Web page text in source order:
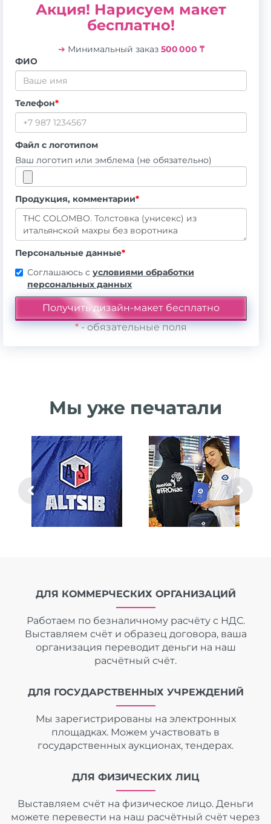
Акция! Нарисуем макет
бесплатно!
➔ Минимальный заказ 500 000 ₸
ФИО
Телефон*
Файл с логотипом
Ваш логотип или эмблема (не обязательно)
Продукция, комментарии*
Персональные данные*
Соглашаюсь с условиями обработки
персональных данных
*- обязательные поля
Мы уже печатали
ДЛЯ КОММЕРЧЕСКИХ ОРГАНИЗАЦИЙ
Работаем по безналичному расчёту с НДС.
Выставляем счёт и образец договора, ваша
организация переводит деньги на наш
расчётный счёт.
ДЛЯ ГОСУДАРСТВЕННЫХ УЧРЕЖДЕНИЙ
Мы зарегистрированы на электронных
площадках. Можем участвовать в
государственных аукционах, тендерах.
ДЛЯ ФИЗИЧЕСКИХ ЛИЦ
Выставляем счёт на физическое лицо. Деньги
можете перевести на наш расчётный счёт через